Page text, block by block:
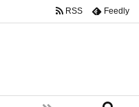
RSS Feedly